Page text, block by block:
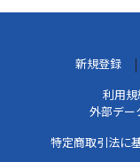
新規登録
利用規
外部デー
特定商取引法に